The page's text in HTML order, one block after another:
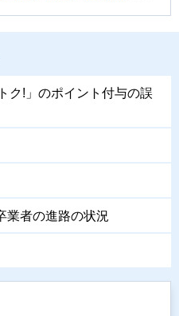
ク!」のポイント付与の誤
業者の進路の状況